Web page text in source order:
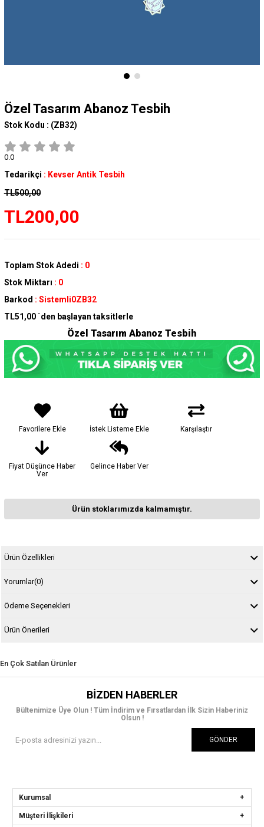
Özel Tasarım Abanoz Tesbih
Stok Kodu : (ZB32)
0.0
Tedarikçi : Kevser Antik Tesbih
TL500,00
TL200,00
Toplam Stok Adedi : 0
Stok Miktarı : 0
Barkod : Sistemli0ZB32
TL51,00 `den başlayan taksitlerle
Özel Tasarım Abanoz Tesbih
Favorilere Ekle İstek Listeme Ekle Karşılaştır
Fiyat Düşünce Haber
Ver
Gelince Haber Ver
Ürün stoklarımızda kalmamıştır.
Ürün Özellikleri
Yorumlar(0)
Ödeme Seçenekleri
Ürün Önerileri
En Çok Satılan Ürünler
BIZDEN HABERLER
Bültenimize Üye Olun ! Tüm İndirim ve Fırsatlardan İlk Sizin Haberiniz
Olsun !
GÖNDER
Kurumsal
Müşteri İlişkileri